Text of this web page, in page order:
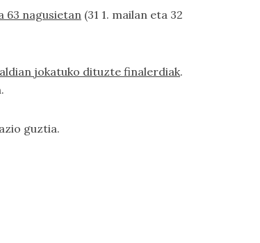
63 nagusietan (31 1. mailan eta 32
jokatuko dituzte finalerdiak.
guztia.